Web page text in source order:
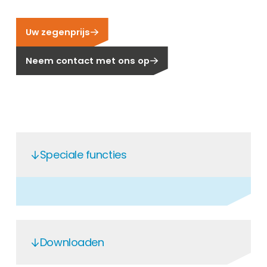
Carrière
Ben je op zoek naar een baan in de
hernieuwbare energiesector? Dan ben je hier
aan het juiste adres!
Uw zegenprijs
Neem contact met ons op
Speciale functies
Downloaden